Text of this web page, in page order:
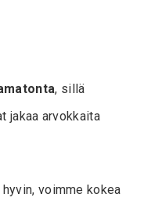
, sillä
jakaa arvokkaita
voimme kokea